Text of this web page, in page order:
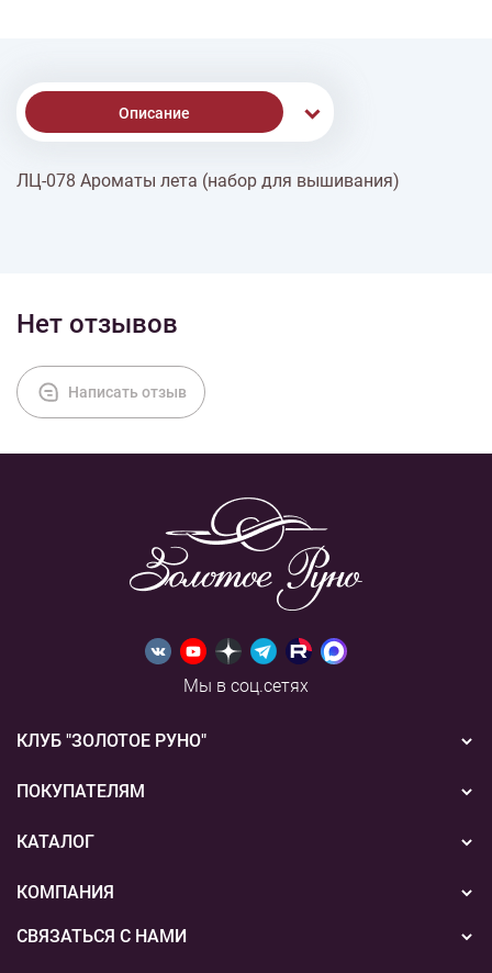
Описание
Доставка
ЛЦ-078 Ароматы лета (набор для вышивания)
Нет отзывов
Написать отзыв
Мы в соц.сетях
КЛУБ "ЗОЛОТОЕ РУНО"
Новости
Акции
ПОКУПАТЕЛЯМ
Бонусная система
Подарочные сертификаты
Способы оплаты
КАТАЛОГ
Вышивка
Пряжа
КОМПАНИЯ
О нас
СВЯЗАТЬСЯ С НАМИ